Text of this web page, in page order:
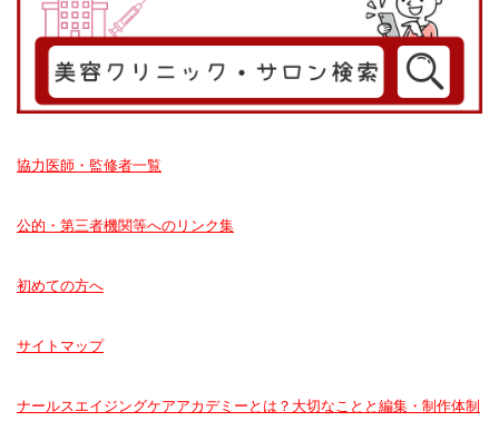
協力医師・監修者一覧
公的・第三者機関等へのリンク集
初めての方へ
サイトマップ
ナールスエイジングケアアカデミーとは？大切なことと編集・制作体制